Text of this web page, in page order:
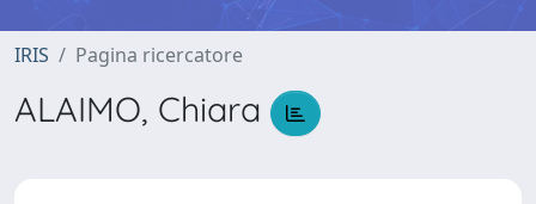
IRIS Pagina ricercatore
ALAIMO, Chiara